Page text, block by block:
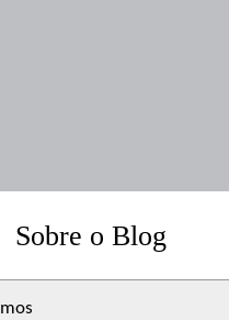
Sobre o Blog